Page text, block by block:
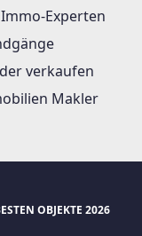
Experten
verkaufen
Makler
OBJEKTE 2026